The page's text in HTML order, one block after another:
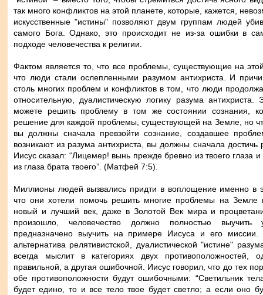
так много конфликтов на этой планете, которые, кажется,
искусственные "истины" позволяют двум группам людей
самого Бога. Однако, это происходит не из-за ошибки в
подходе человечества к религии.
Фактом является то, что все проблемы, существующие на
что люди стали ослепленными разумом антихриста. И
столь многих проблем и конфликтов в том, что люди
относительную, дуалистическую логику разума
можете решить проблему в том же состоянии сознания,
решение для каждой проблемы, существующей на Земле, но
вы должны сначала превзойти сознание, создавшее
возникают из разума антихриста, вы должны сначала
Иисус сказал: “Лицемер! вынь прежде бревно из твоего глаза
из глаза брата твоего”. (Матфей 7:5).
Миллионы людей вызвались придти в воплощение именно в
что они хотели помочь решить многие проблемы на Земле
новый и лучший век, даже в Золотой Век мира и
произошло, человечество должно полностью
предназначено выучить на примере Иисуса и его
альтернатива релятивистской, дуалистической "истине"
всегда мыслит в категориях двух
правильной, а другая ошибочной. Иисус говорил, что до тех
обе противоположности будут ошибочными: “Светильник
будет едино, то и все тело твое будет светло; а если оно